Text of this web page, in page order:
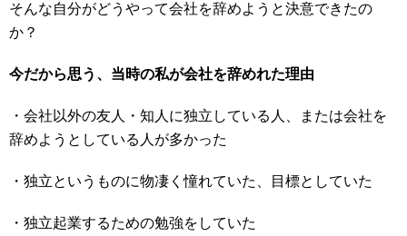
そんな自分がどうやって会社を辞めようと決意できたの
か？
今だから思う、当時の私が会社を辞めれた理由
・会社以外の友人・知人に独立している人、または会社を
辞めようとしている人が多かった
・独立というものに物凄く憧れていた、目標としていた
・独立起業するための勉強をしていた